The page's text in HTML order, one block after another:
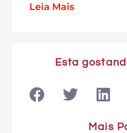
Leia Mais
Esta
Mais